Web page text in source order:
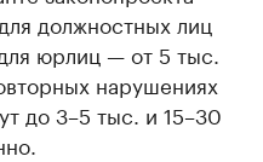
должностных лиц
юрлиц — от 5 тыс.
нарушениях
до 3–5 тыс. и 15–30